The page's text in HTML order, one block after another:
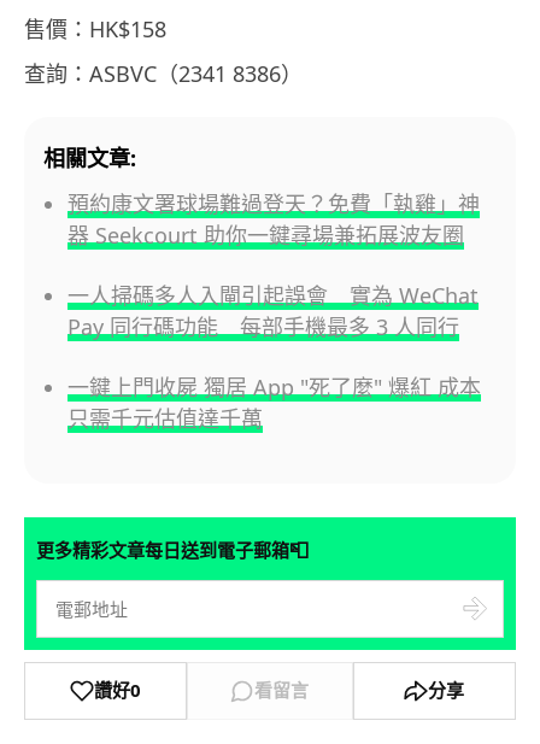
售價：HK$158
查詢：ASBVC（2341 8386）
相關文章:
預約康文署球場難過登天？免費「執雞」神
器 Seekcourt 助你一鍵尋場兼拓展波友圈
一人掃碼多人入閘引起誤會 實為 WeChat
Pay 同行碼功能 每部手機最多 3 人同行
一鍵上門收屍 獨居 App "死了麼" 爆紅 成本
只需千元估值達千萬
更多精彩文章每日送到電子郵箱📮
讚好0 看留言 分享